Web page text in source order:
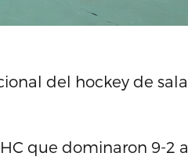
del hockey de sala
que dominaron 9-2 a